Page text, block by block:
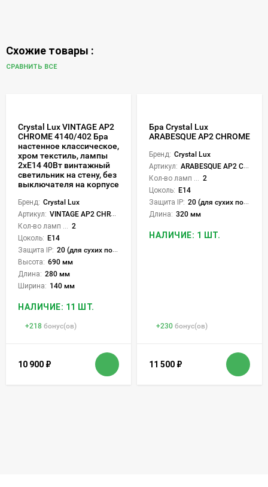
Схожие товары :
СРАВНИТЬ ВСЕ
Crystal Lux VINTAGE AP2
CHROME 4140/402 Бра
настенное классическое,
хром текстиль, лампы
2xE14 40Вт винтажный
светильник на стену, без
выключателя на корпусе
Бренд: Crystal Lux
Артикул: VINTAGE AP2 CHROME
Кол-во ламп или LED: 2
Цоколь: E14
Защита IP: 20 (для сухих пом.)
Высота: 690 мм
Длина: 280 мм
Ширина: 140 мм
НАЛИЧИЕ: 11 ШТ.
+218 бонус(ов)
10 900 ₽
Бра Crystal Lux
ARABESQUE AP2 CHROME
Бренд: Crystal Lux
Артикул: ARABESQUE AP2 CHROME
Кол-во ламп или LED: 2
Цоколь: E14
Защита IP: 20 (для сухих пом.)
Длина: 320 мм
НАЛИЧИЕ: 1 ШТ.
+230 бонус(ов)
11 500 ₽